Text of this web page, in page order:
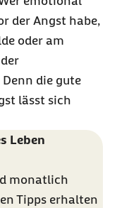
der Angst habe,
oder am
die gute
lässt sich
Leben
monatlich
Tipps erhalten